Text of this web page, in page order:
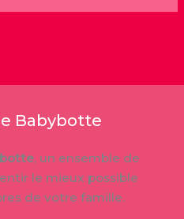
Babybotte
, un ensemble de
le mieux possible
de votre famille.